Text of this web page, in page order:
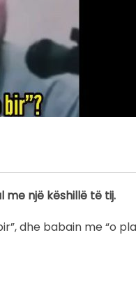
me një këshillë të tij.
dhe babain me “o